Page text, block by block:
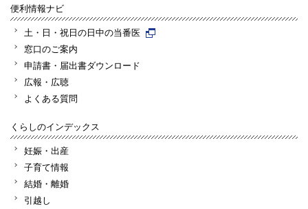
便利情報ナビ
土・日・祝日の日中の当番医
窓口のご案内
申請書・届出書ダウンロード
広報・広聴
よくある質問
くらしのインデックス
妊娠・出産
子育て情報
結婚・離婚
引越し